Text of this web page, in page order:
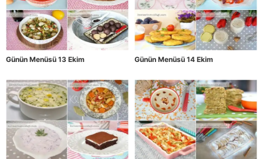
Günün Menüsü 13 Ekim Günün Menüsü 14 Ekim